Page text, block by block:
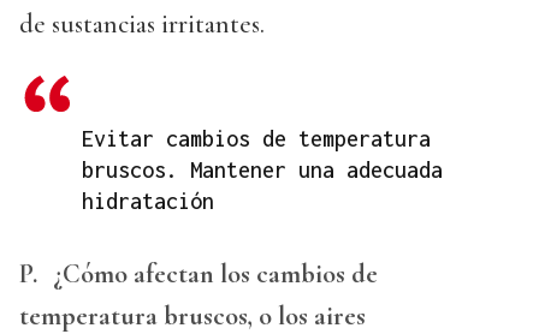
de sustancias irritantes.
Evitar cambios de temperatura
bruscos. Mantener una adecuada
hidratación
P. ¿Cómo afectan los cambios de
temperatura bruscos, o los aires